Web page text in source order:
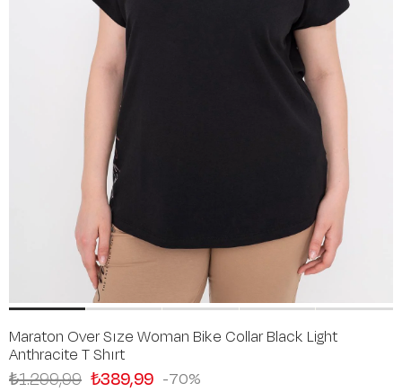
Maraton Over Sıze Woman Bike Collar Black Light
Anthracite T Shırt
70
₺1.299,99 ₺389,99